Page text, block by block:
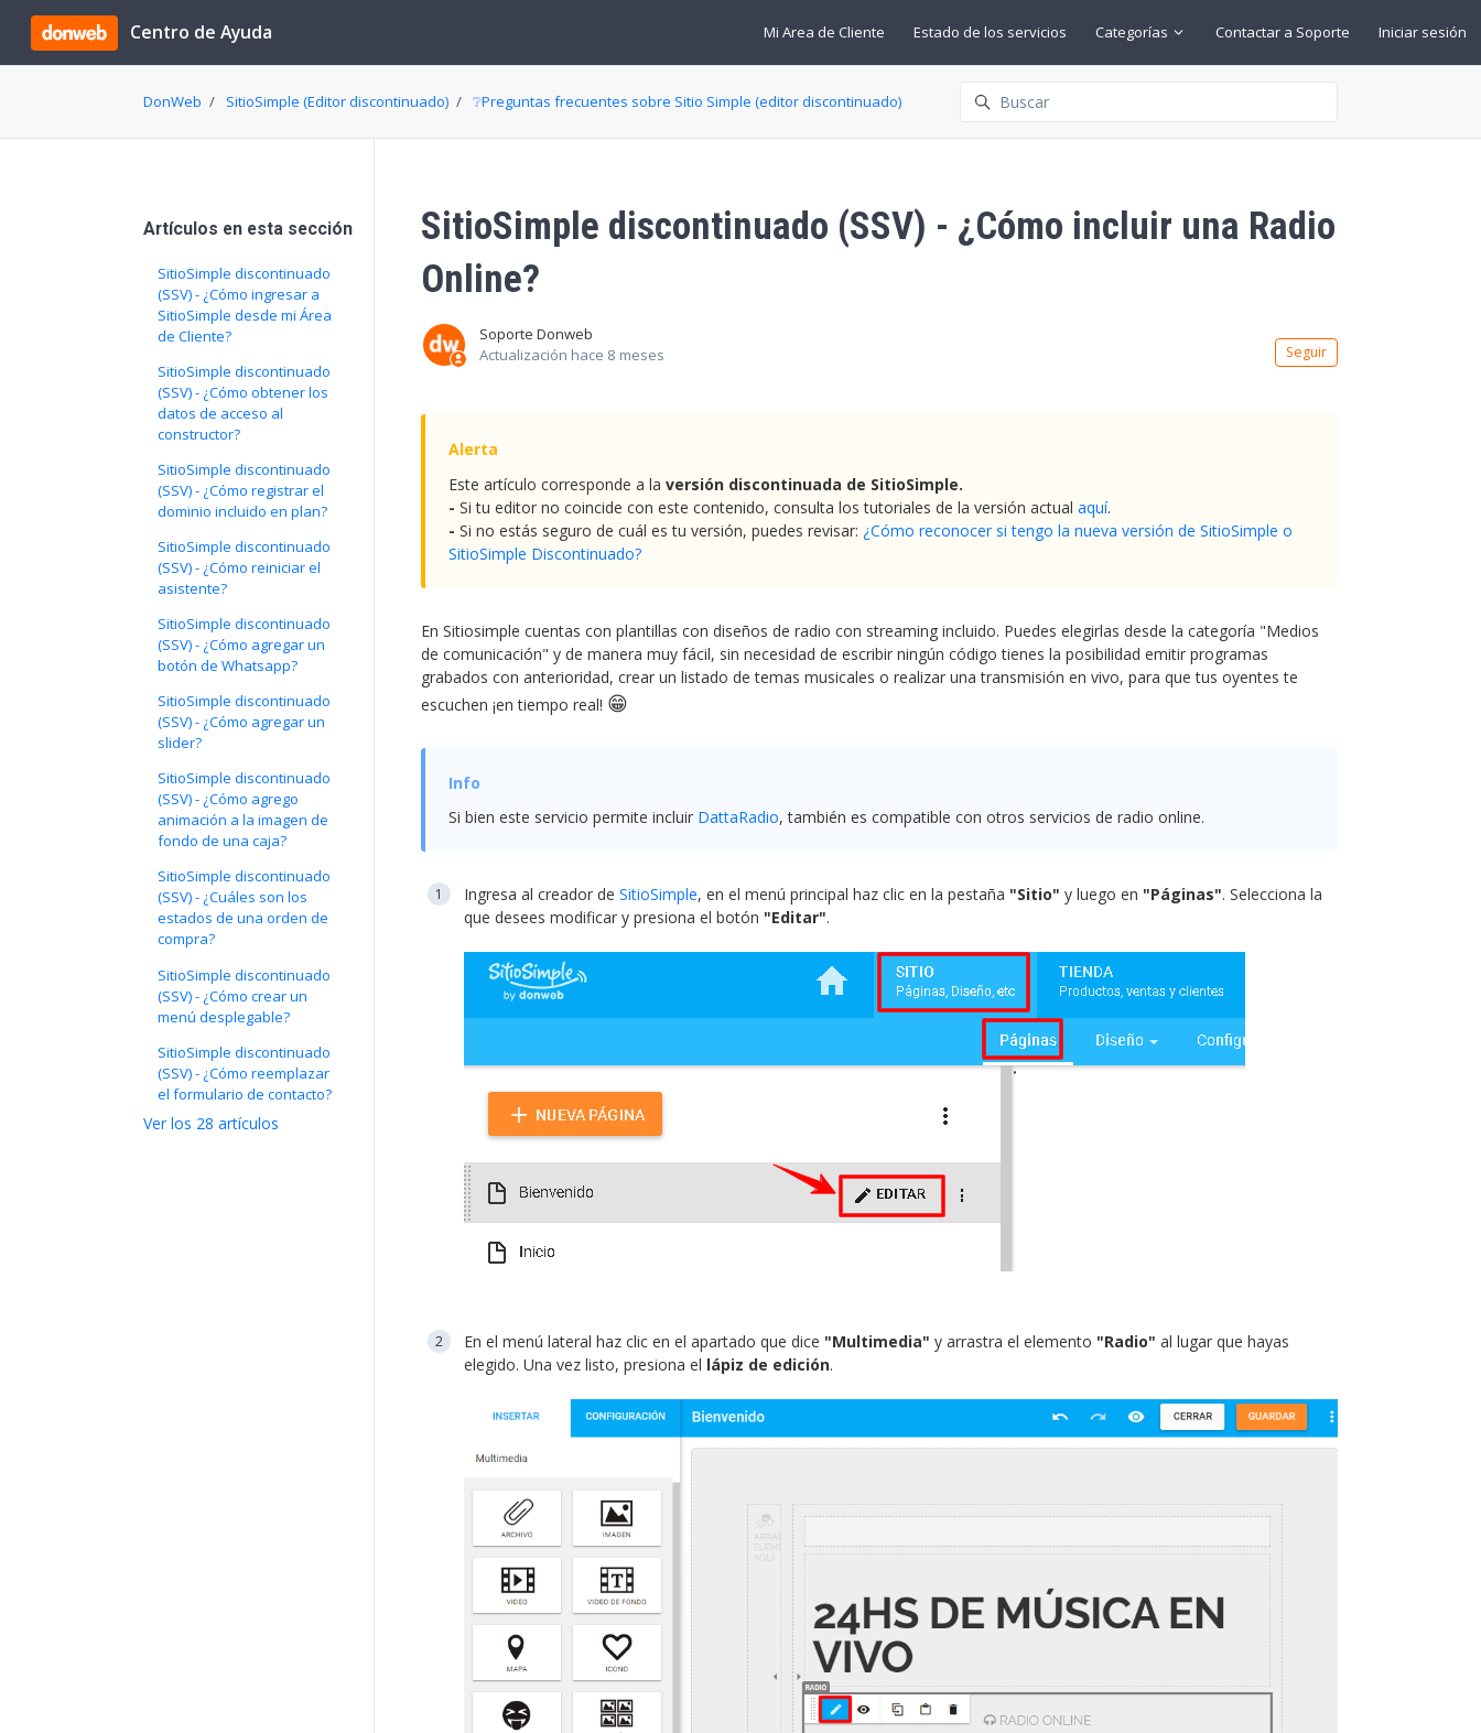
Saltar al contenido principal
Centro de Ayuda Mi Area de Cliente Estado de los servicios Categorías Contactar a Soporte Iniciar sesión
DonWeb SitioSimple (Editor discontinuado) ❔Preguntas frecuentes sobre Sitio Simple (editor discontinuado) Búsqueda
SitioSimple discontinuado (SSV) - ¿Cómo incluir una Radio
Online?
Soporte Donweb
Actualización hace 8 meses Seguir
Este artículo corresponde a la versión discontinuada de SitioSimple.
- Si tu editor no coincide con este contenido, consulta los tutoriales de la versión actual aquí.
- Si no estás seguro de cuál es tu versión, puedes revisar: ¿Cómo reconocer si tengo la nueva versión de SitioSimple o
SitioSimple Discontinuado?
En Sitiosimple cuentas con plantillas con diseños de radio con streaming incluido. Puedes elegirlas desde la categoría "Medios
de comunicación" y de manera muy fácil, sin necesidad de escribir ningún código tienes la posibilidad emitir programas
grabados con anterioridad, crear un listado de temas musicales o realizar una transmisión en vivo, para que tus oyentes te
escuchen ¡en tiempo real! 😁
Si bien este servicio permite incluir DattaRadio, también es compatible con otros servicios de radio online.
Ingresa al creador de SitioSimple, en el menú principal haz clic en la pestaña "Sitio" y luego en "Páginas". Selecciona la
que desees modificar y presiona el botón "Editar".
En el menú lateral haz clic en el apartado que dice "Multimedia" y arrastra el elemento "Radio" al lugar que hayas
elegido. Una vez listo, presiona el lápiz de edición.
Artículos en esta sección
SitioSimple discontinuado
(SSV) - ¿Cómo ingresar a
SitioSimple desde mi Área
de Cliente?
SitioSimple discontinuado
(SSV) - ¿Cómo obtener los
datos de acceso al
constructor?
SitioSimple discontinuado
(SSV) - ¿Cómo registrar el
dominio incluido en plan?
SitioSimple discontinuado
(SSV) - ¿Cómo reiniciar el
asistente?
SitioSimple discontinuado
(SSV) - ¿Cómo agregar un
botón de Whatsapp?
SitioSimple discontinuado
(SSV) - ¿Cómo agregar un
slider?
SitioSimple discontinuado
(SSV) - ¿Cómo agrego
animación a la imagen de
fondo de una caja?
SitioSimple discontinuado
(SSV) - ¿Cuáles son los
estados de una orden de
compra?
SitioSimple discontinuado
(SSV) - ¿Cómo crear un
menú desplegable?
SitioSimple discontinuado
(SSV) - ¿Cómo reemplazar
el formulario de contacto?
Ver los 28 artículos